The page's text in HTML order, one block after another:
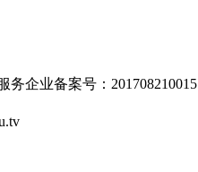
务企业备案号：201708210015